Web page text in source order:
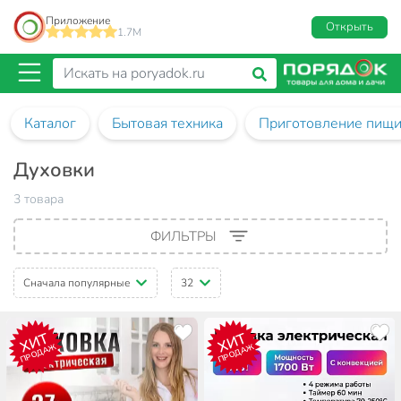
Приложение
1.7M
Открыть
Каталог Бытовая техника Приготовление пищи
Духовки
3 товара
ФИЛЬТРЫ
Сначала популярные 32
ХИТ
ПРОДАЖ ХИТ
ПРОДАЖ